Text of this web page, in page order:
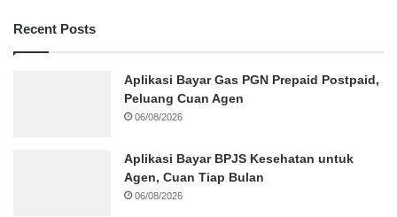
Recent Posts
Aplikasi Bayar Gas PGN Prepaid Postpaid,
Peluang Cuan Agen
06/08/2026
Aplikasi Bayar BPJS Kesehatan untuk
Agen, Cuan Tiap Bulan
06/08/2026